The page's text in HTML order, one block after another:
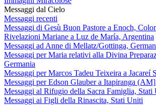
Messaggi dal Cielo
Messaggi recenti
Messaggi di Gesù Buon Pastore a Enoch,
Rivelazioni Mariane a Luz de María, Argentina
Messaggi ad Anne di Mellatz/Gottinga,
Messaggi per Maria relativi alla Divina
Germania
Messaggi per Marcos Tadeu Teixeira a Jacareí
Messaggi per Edson Glauber a Itapiranga
Messaggi al Rifugio della Sacra Famiglia, Stati
Messaggi ai Figli della Rinascita, Stati Uniti